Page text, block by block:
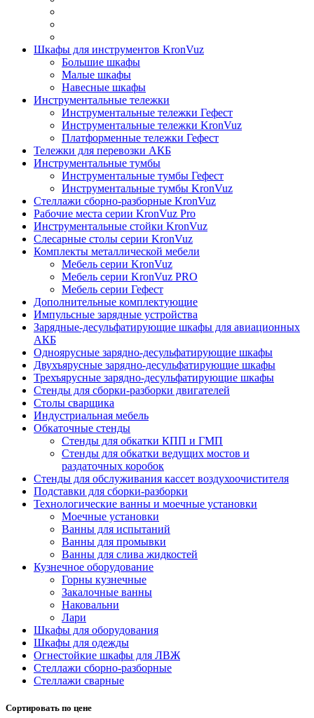
Шкафы для инструментов KronVuz
Большие шкафы
Малые шкафы
Навесные шкафы
Инструментальные тележки
Инструментальные тележки Гефест
Инструментальные тележки KronVuz
Платформенные тележки Гефест
Тележки для перевозки АКБ
Инструментальные тумбы
Инструментальные тумбы Гефест
Инструментальные тумбы KronVuz
Стеллажи сборно-разборные KronVuz
Рабочие места серии KronVuz Pro
Инструментальные стойки KronVuz
Слесарные столы серии KronVuz
Комплекты металлической мебели
Мебель серии KronVuz
Мебель серии KronVuz PRO
Мебель серии Гефест
Дополнительные комплектующие
Импульсные зарядные устройства
Зарядные-десульфатирующие шкафы для авиационных
АКБ
Одноярусные зарядно-десульфатирующие шкафы
Двухъярусные зарядно-десульфатирующие шкафы
Трехъярусные зарядно-десульфатирующие шкафы
Стенды для сборки-разборки двигателей
Столы сварщика
Индустриальная мебель
Обкаточные стенды
Стенды для обкатки КПП и ГМП
Стенды для обкатки ведущих мостов и
раздаточных коробок
Стенды для обслуживания кассет воздухоочистителя
Подставки для сборки-разборки
Технологические ванны и моечные установки
Моечные установки
Ванны для испытаний
Ванны для промывки
Ванны для слива жидкостей
Кузнечное оборудование
Горны кузнечные
Закалочные ванны
Наковальни
Лари
Шкафы для оборудования
Шкафы для одежды
Огнестойкие шкафы для ЛВЖ
Стеллажи сборно-разборные
Стеллажи сварные
Сортировать по цене